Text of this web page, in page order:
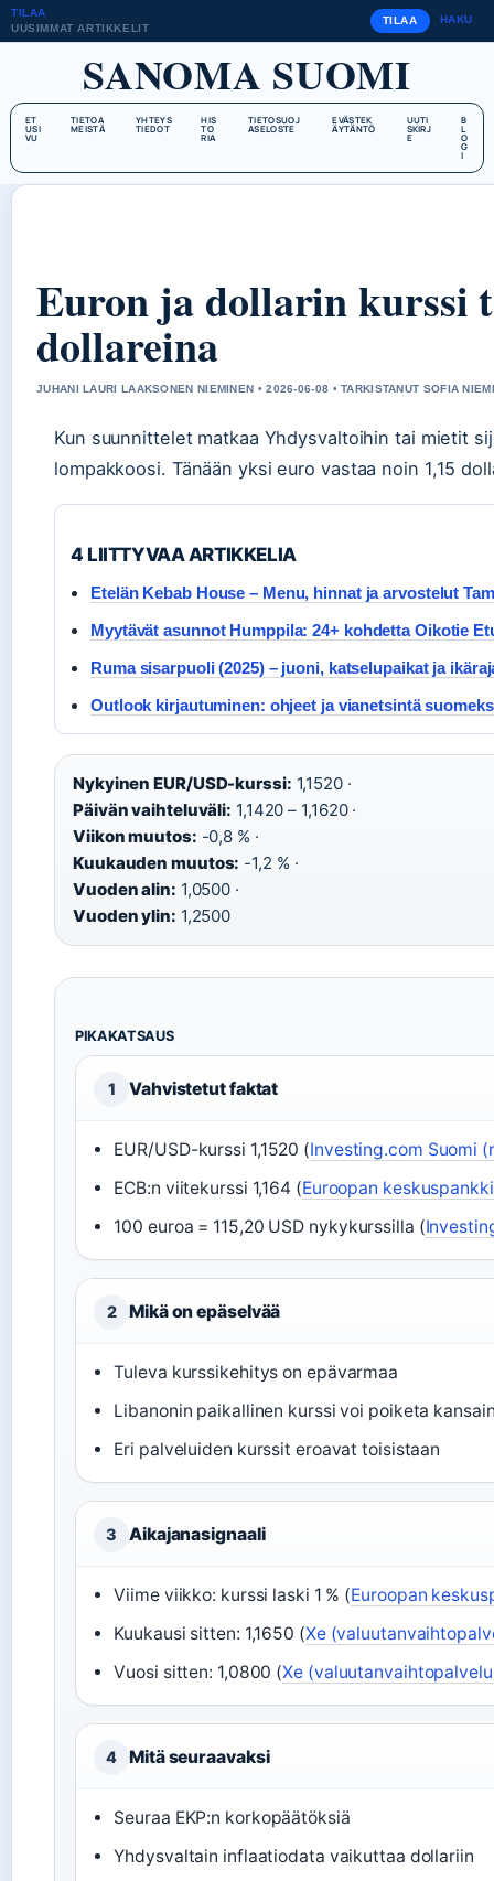
TILAA
UUSIMMAT ARTIKKELIT
TILAA HAKU
SANOMA SUOMI
ET
USI
VU
TIETOA
MEISTÄ
YHTEYS
TIEDOT
HIS
TO
RIA
TIETOSUOJ
ASELOSTE
EVÄSTEK
ÄYTÄNTÖ
UUTI
SKIRJ
E
B
L
O
G
I
Euron ja dollarin kurssi
dollareina
JUHANI LAURI LAAKSONEN NIEMINEN • 2026-06-08 • TARKISTANUT SOFIA NIEMI
Kun suunnittelet matkaa Yhdysvaltoihin tai mietit
lompakkoosi. Tänään yksi euro vastaa noin 1,15
4 LIITTYVAA ARTIKKELIA
Etelän Kebab House – Menu, hinnat ja arvostelut
Myytävät asunnot Humppila: 24+ kohdetta Oikotie
Ruma sisarpuoli (2025) – juoni, katselupaikat ja
Outlook kirjautuminen: ohjeet ja vianetsintä
Nykyinen EUR/USD-kurssi: 1,1520 ·
Päivän vaihteluväli: 1,1420 – 1,1620 ·
Viikon muutos: -0,8 % ·
Kuukauden muutos: -1,2 % ·
Vuoden alin: 1,0500 ·
Vuoden ylin: 1,2500
PIKAKATSAUS
1 Vahvistetut faktat
EUR/USD-kurssi 1,1520 (Investing.com Suomi
ECB:n viitekurssi 1,164 (Euroopan
100 euroa = 115,20 USD nykykurssilla (
2 Mikä on epäselvää
Tuleva kurssikehitys on epävarmaa
Libanonin paikallinen kurssi voi poiketa
Eri palveluiden kurssit eroavat toisistaan
3 Aikajanasignaali
Viime viikko: kurssi laski 1 % (Euroopan
Kuukausi sitten: 1,1650 (Xe
Vuosi sitten: 1,0800 (Xe
4 Mitä seuraavaksi
Seuraa EKP:n korkopäätöksiä
Yhdysvaltain inflaatiodata vaikuttaa dollariin